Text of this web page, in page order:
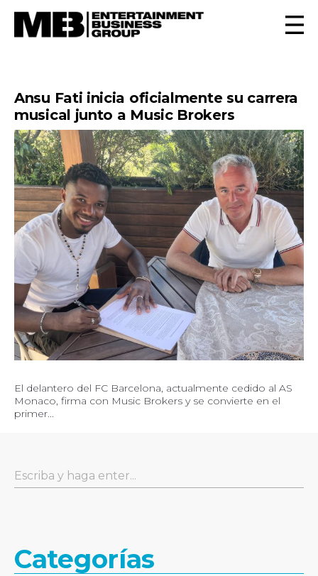
Ansu Fati inicia oficialmente su carrera
musical junto a Music Brokers
El delantero del FC Barcelona, actualmente cedido al AS
Monaco, firma con Music Brokers y se convierte en el
primer...
Categorías